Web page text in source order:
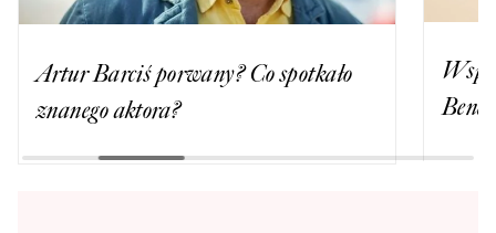
Artur Barciś porwany? Co spotkało
znanego aktora?